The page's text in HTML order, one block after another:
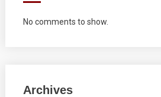
No comments to show.
Archives